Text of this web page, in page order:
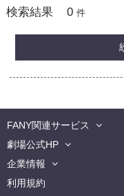
検索結果 0 件
FANY関連サービス
劇場公式HP
企業情報
利用規約